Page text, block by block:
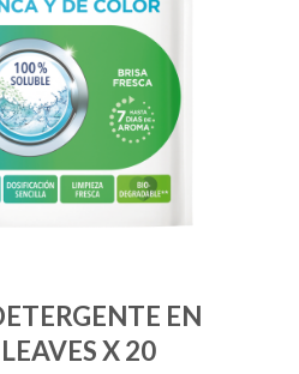
EN
X 20